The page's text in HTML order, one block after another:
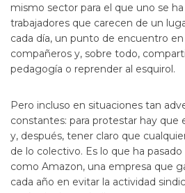
mismo sector para el que uno se
trabajadores que carecen de un
cada día, un punto de encuentro
compañeros y, sobre todo,
pedagogía o reprender al esquirol.
Pero incluso en situaciones tan
constantes: para protestar hay que
y, después, tener claro que
de lo colectivo. Es lo que ha
como Amazon, una empresa que
cada año en evitar la actividad